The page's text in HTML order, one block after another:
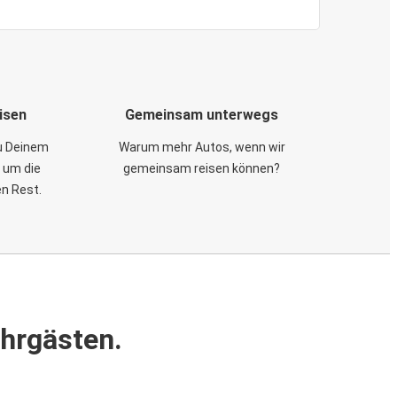
Deinem
die
Rest.
Gemeinsam unterwegs
Warum mehr Autos, wenn wir
gemeinsam reisen können?